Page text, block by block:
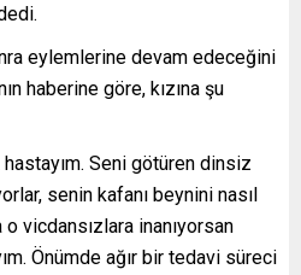
eylemlerine devam edeceğini
haberine göre, kızına şu
hastayım. Seni götüren dinsiz
senin kafanı beynini nasıl
vicdansızlara inanıyorsan
Önümde ağır bir tedavi süreci